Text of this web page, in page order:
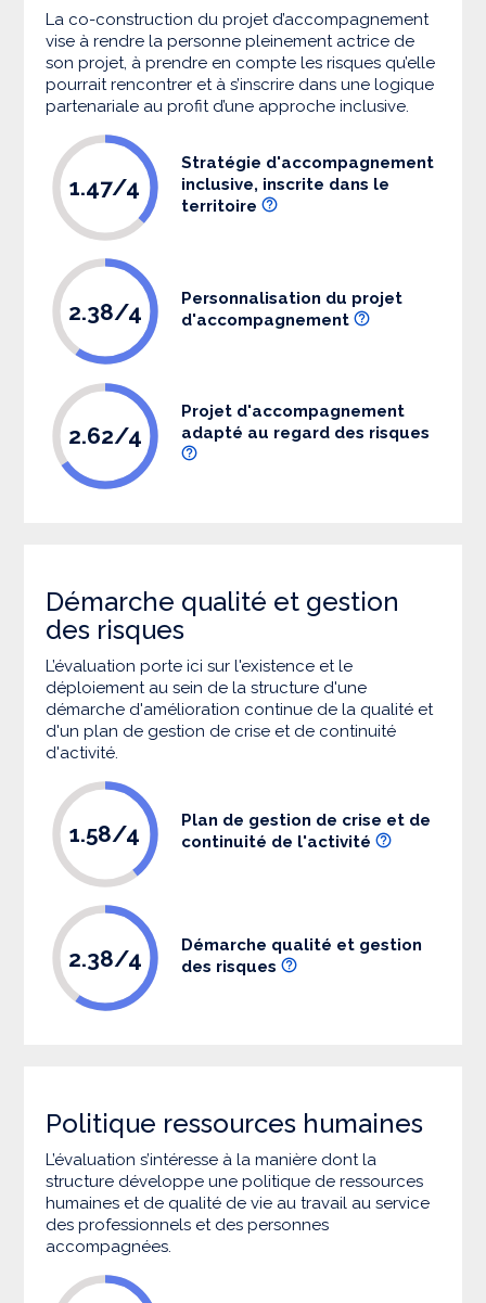
La co-construction du projet d’accompagnement
vise à rendre la personne pleinement actrice de
son projet, à prendre en compte les risques qu’elle
pourrait rencontrer et à s’inscrire dans une logique
partenariale au profit d’une approche inclusive.
1.47/4
Stratégie d'accompagnement
inclusive, inscrite dans le
territoire
2.38/4
Personnalisation du projet
d'accompagnement
2.62/4
Projet d'accompagnement
adapté au regard des risques
Démarche qualité et gestion
des risques
L’évaluation porte ici sur l'existence et le
déploiement au sein de la structure d'une
démarche d'amélioration continue de la qualité et
d'un plan de gestion de crise et de continuité
d'activité.
1.58/4
Plan de gestion de crise et de
continuité de l'activité
2.38/4
Démarche qualité et gestion
des risques
Politique ressources humaines
L’évaluation s’intéresse à la manière dont la
structure développe une politique de ressources
humaines et de qualité de vie au travail au service
des professionnels et des personnes
accompagnées.